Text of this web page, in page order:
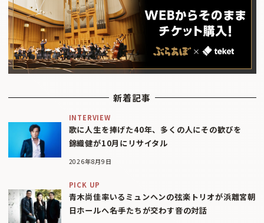
新着記事
INTERVIEW
歌に人生を捧げた40年、多くの人にその歓びを
錦織健が10月にリサイタル
2026年8月9日
PICK UP
青木尚佳率いるミュンヘンの弦楽トリオが浜離宮朝
日ホールへ――名手たちが交わす音の対話